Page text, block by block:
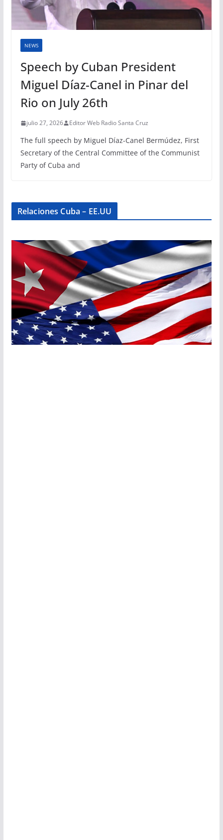
NEWS
Speech by Cuban President
Miguel Díaz-Canel in Pinar del
Rio on July 26th
julio 27, 2026 Editor Web Radio Santa Cruz
The full speech by Miguel Díaz-Canel Bermúdez, First
Secretary of the Central Committee of the Communist
Party of Cuba and
Relaciones Cuba – EE.UU